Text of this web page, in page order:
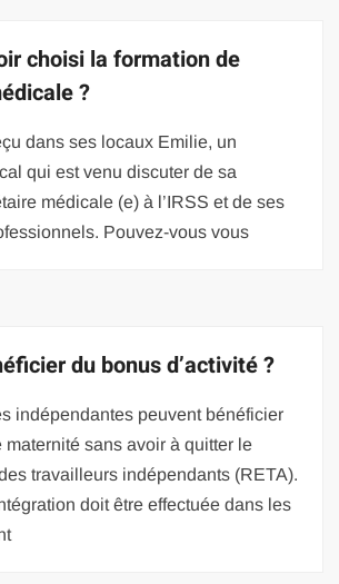
choisi la formation de
?
dans ses locaux Emilie, un
qui est venu discuter de sa
médicale (e) à l’IRSS et de ses
Pouvez-vous vous
du bonus d’activité ?
indépendantes peuvent bénéficier
maternité sans avoir à quitter le
travailleurs indépendants (RETA).
doit être effectuée dans les